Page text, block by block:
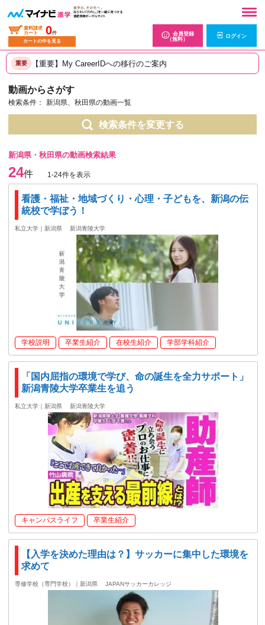
資料請求
カート
0件
カートの中を見る
会員登録
（無料）
ログイン
重要 【重要】My CareerIDへの移行のご案内
動画からさがす
検索条件： 新潟県、秋田県の動画一覧
検索条件を変更する
新潟県・秋田県の動画検索結果
24件 1-24件を表示
看護・福祉・地域づくり・心理・子どもを、新潟の伝
統校で学ぼう！
私立大学｜新潟県 新潟青陵大学
学校説明 卒業生紹介 在校生紹介 学部学科紹介
「国内屈指の環境で学び、命の誕生を全力サポート」
新潟青陵大学卒業生を追う
私立大学｜新潟県 新潟青陵大学
キャンパスライフ 卒業生紹介
【入学を決めた理由は？】サッカーに集中した環境を
求めて
専修学校（専門学校）｜新潟県 JAPANサッカーカレッジ